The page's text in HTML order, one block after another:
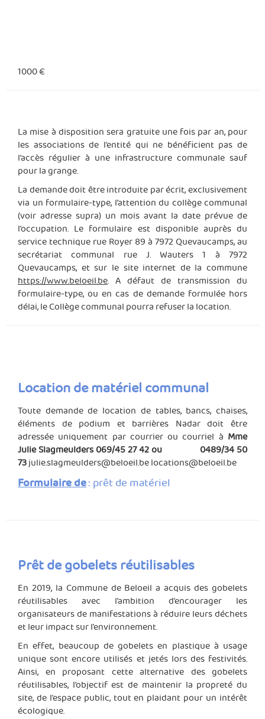
1000 €
La mise à disposition sera gratuite une fois par an, pour
les associations de l’entité qui ne bénéficient pas de
l’accès régulier à une infrastructure communale sauf
pour la grange.
La demande doit être introduite par écrit, exclusivement
via un formulaire-type, l’attention du collège communal
(voir adresse supra) un mois avant la date prévue de
l’occupation. Le formulaire est disponible auprès du
service technique rue Royer 89 à 7972 Quevaucamps, au
secrétariat communal rue J. Wauters 1 à 7972
Quevaucamps, et sur le site internet de la commune
https://www.beloeil.be. A défaut de transmission du
formulaire-type, ou en cas de demande formulée hors
délai, le Collège communal pourra refuser la location.
Location de matériel communal
Toute demande de location de tables, bancs, chaises,
éléments de podium et barrières Nadar doit être
adressée uniquement par courrier ou courriel à Mme
Julie Slagmeulders 069/45 27 42 ou 0489/34 50
73julie.slagmeulders@beloeil.belocations@beloeil.be
Formulaire de: prêt de matériel
Prêt de gobelets réutilisables
En 2019, la Commune de Beloeil a acquis des gobelets
réutilisables avec l’ambition d’encourager les
organisateurs de manifestations à réduire leurs déchets
et leur impact sur l’environnement.
En effet, beaucoup de gobelets en plastique à usage
unique sont encore utilisés et jetés lors des festivités.
Ainsi, en proposant cette alternative des gobelets
réutilisables, l’objectif est de maintenir la propreté du
site, de l’espace public, tout en plaidant pour un intérêt
écologique.